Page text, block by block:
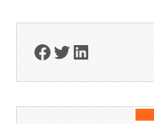
Facebook
Twitter
LinkedIn